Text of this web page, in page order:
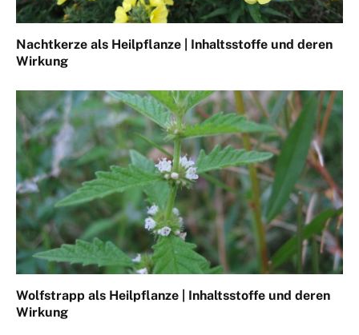
Nachtkerze als Heilpflanze | Inhaltsstoffe und deren
Wirkung
Wolfstrapp als Heilpflanze | Inhaltsstoffe und deren
Wirkung